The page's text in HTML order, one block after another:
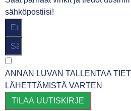
sähköpostiisi!
ANNAN LUVAN TALLENTAA
LÄHETTÄMISTÄ VARTEN
TILAA UUTISKIRJE